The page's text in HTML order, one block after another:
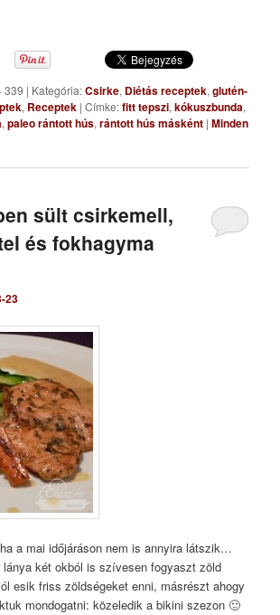
339 | Kategória:Csirke, Diétás receptek,glutén-
, Receptek |Címke:fitt tepszi,kókuszbunda,
,paleo rántott hús,rántott hús másként |Minden
sült csirkemell,
és fokhagyma
23
a mai időjáráson nem is annyira látszik…
lánya két okból is szívesen fogyaszt zöld
esik friss zöldségeket enni, másrészt ahogy
mondogatni: közeledik a bikini szezon 🙂